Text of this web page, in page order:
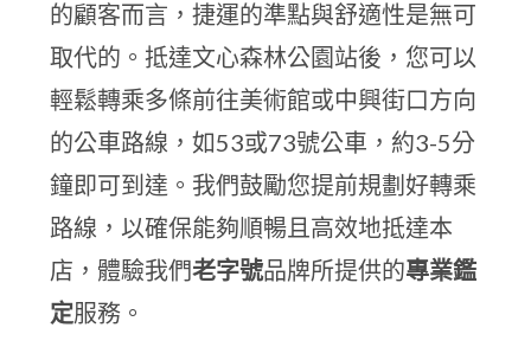
的顧客而言，捷運的準點與舒適性是無可
取代的。抵達文心森林公園站後，您可以
輕鬆轉乘多條前往美術館或中興街口方向
的公車路線，如53或73號公車，約3-5分
鐘即可到達。我們鼓勵您提前規劃好轉乘
路線，以確保能夠順暢且高效地抵達本
店，體驗我們老字號品牌所提供的專業鑑
定服務。